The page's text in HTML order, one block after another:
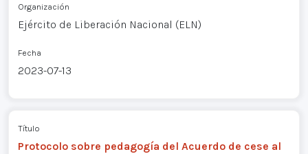
Organización
Ejército de Liberación Nacional (ELN)
Fecha
2023-07-13
Título
Protocolo sobre pedagogía del Acuerdo de cese al